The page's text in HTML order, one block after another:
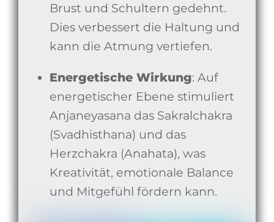
Brust und Schultern gedehnt.
Dies verbessert die Haltung und
kann die Atmung vertiefen.
Energetische Wirkung: Auf
energetischer Ebene stimuliert
Anjaneyasana das Sakralchakra
(Svadhisthana) und das
Herzchakra (Anahata), was
Kreativität, emotionale Balance
und Mitgefühl fördern kann.